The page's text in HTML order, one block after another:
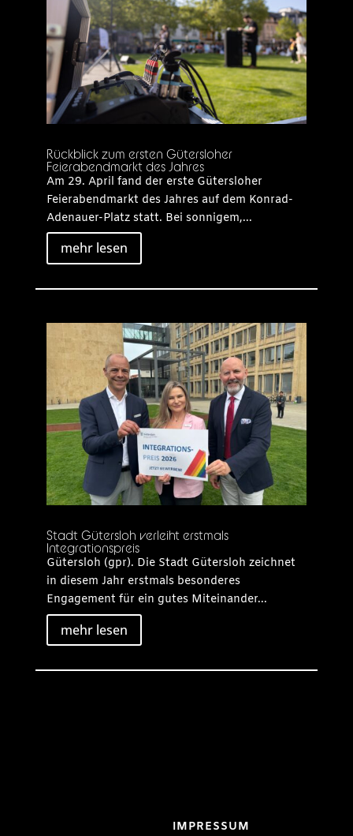
Rückblick zum ersten Gütersloher
Feierabendmarkt des Jahres
Am 29. April fand der erste Gütersloher
Feierabendmarkt des Jahres auf dem Konrad-
Adenauer-Platz statt. Bei sonnigem,...
mehr lesen
Stadt Gütersloh verleiht erstmals
Integrationspreis
Gütersloh (gpr). Die Stadt Gütersloh zeichnet
in diesem Jahr erstmals besonderes
Engagement für ein gutes Miteinander...
mehr lesen
IMPRESSUM